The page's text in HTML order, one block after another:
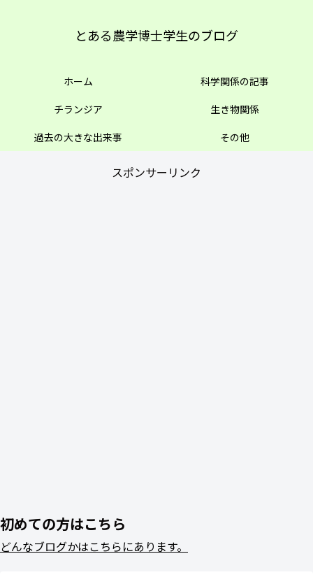
とある農学博士学生のブログ
ホーム
科学関係の記事
チランジア
生き物関係
過去の大きな出来事
その他
スポンサーリンク
初めての方はこちら
どんなブログかはこちらにあります。